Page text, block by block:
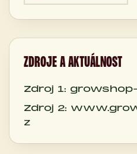
ZDROJE A AKTUÁLNOST
Zdroj 1:
Zdroj 2:
z